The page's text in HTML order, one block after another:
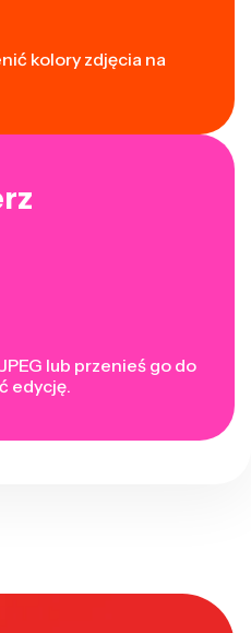
kolory zdjęcia na
lub przenieś go do
edycję.